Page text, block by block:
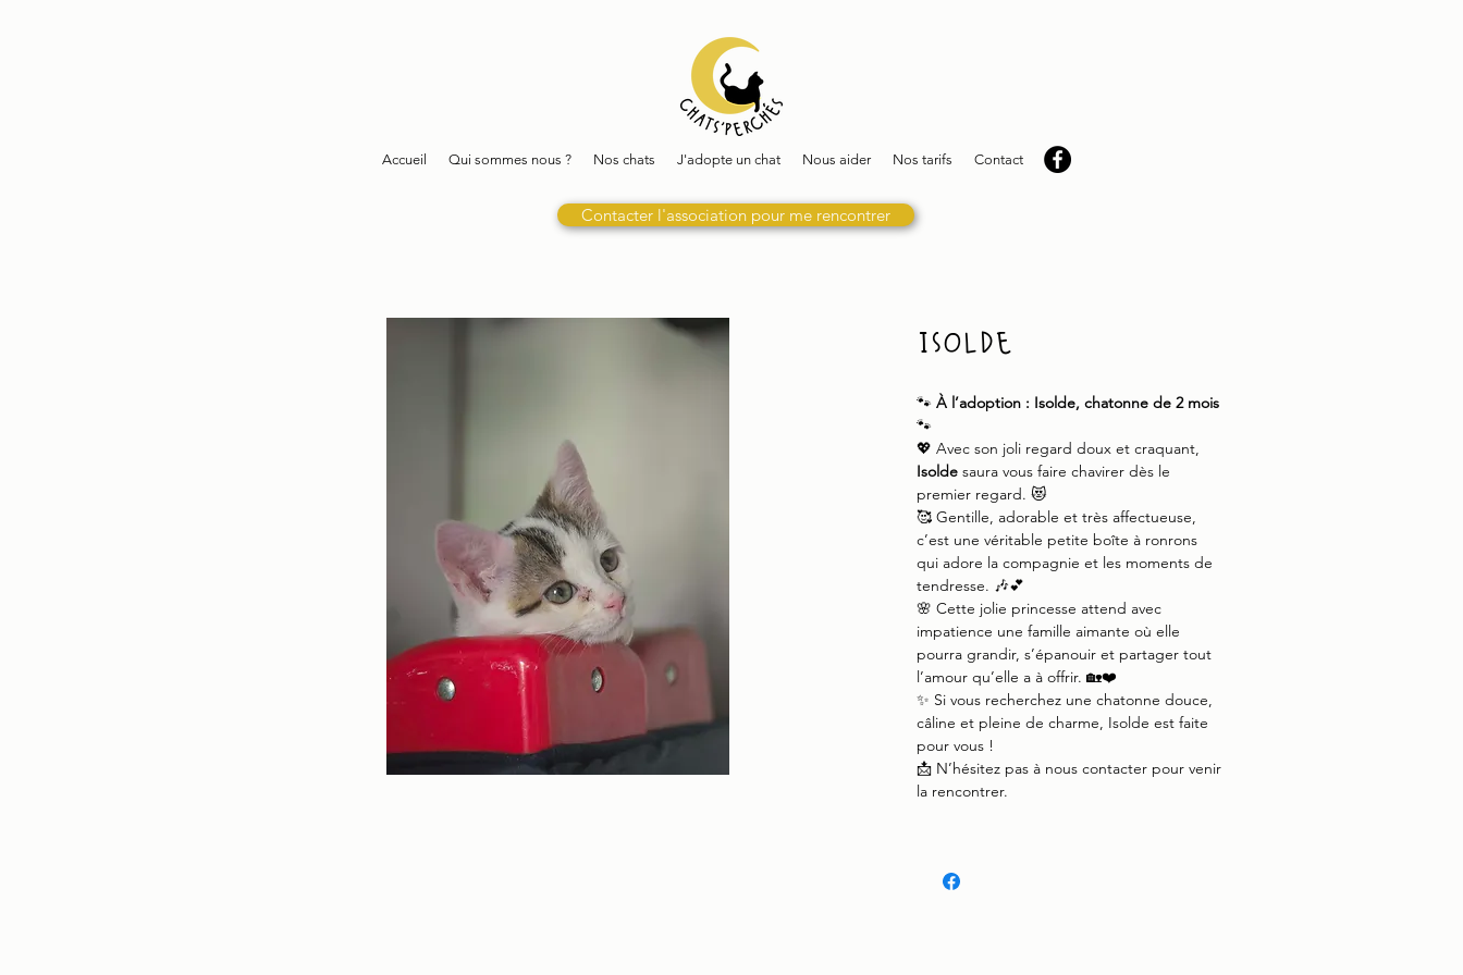
Accueil Qui sommes nous ? Nos chats J'adopte un chat Nous aider Nos tarifs Contact
Contacter l'association pour me rencontrer
Isolde
🐾 À l’adoption : Isolde, chatonne de 2 mois
🐾
💖 Avec son joli regard doux et craquant,
Isolde saura vous faire chavirer dès le
premier regard. 😻
🥰 Gentille, adorable et très affectueuse,
c’est une véritable petite boîte à ronrons
qui adore la compagnie et les moments de
tendresse. 🎶💕
🌸 Cette jolie princesse attend avec
impatience une famille aimante où elle
pourra grandir, s’épanouir et partager tout
l’amour qu’elle a à offrir. 🏡❤️
✨ Si vous recherchez une chatonne douce,
câline et pleine de charme, Isolde est faite
pour vous !
📩 N’hésitez pas à nous contacter pour venir
la rencontrer.